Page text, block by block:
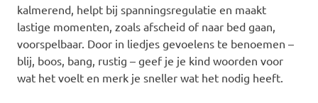
kalmerend, helpt bij spanningsregulatie en maakt
lastige momenten, zoals afscheid of naar bed gaan,
voorspelbaar. Door in liedjes gevoelens te benoemen –
blij, boos, bang, rustig – geef je je kind woorden voor
wat het voelt en merk je sneller wat het nodig heeft.